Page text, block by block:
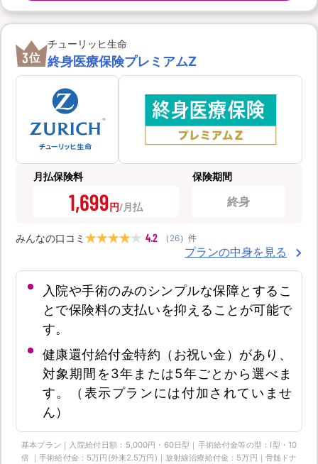
3位
チューリッヒ生命
終身医療保険プレミアムZ
月払保険料
1,699円
保険期間
終身
みんなの口コミ 4.2 （ 26） 件
プランの中身を見る
入院や手術のみのシンプルな保障とするこ
とで保険料の支払いを抑えることが可能で
す。
健康還付給付金特約（お祝い金）があり、
対象期間を3年または5年ごとから選べま
す。（表示プランには付加されていませ
ん）
基本プラン｜入院給付日額：5,000円・60日型｜手術給付金等の型：Ⅰ型・10
倍 ｜手術給付金：5万円(外来2.5万円)｜放射線治療給付金：5万円｜骨髄ドナ